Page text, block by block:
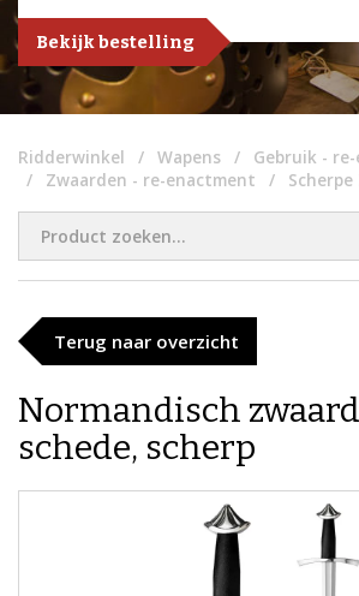
Bekijk bestelling
Ridderwinkel Wapens
Gebruik -
Zwaarden - re-enactment
Terug naar overzicht
Normandisch
schede, scherp